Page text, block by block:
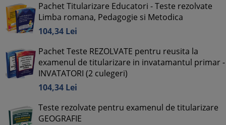
Pachet Titularizare Educatori - Teste rezolvate
Limba romana, Pedagogie si Metodica
104,34 Lei
Pachet Teste REZOLVATE pentru reusita la
examenul de titularizare in invatamantul primar -
INVATATORI (2 culegeri)
104,34 Lei
Teste rezolvate pentru examenul de titularizare
GEOGRAFIE